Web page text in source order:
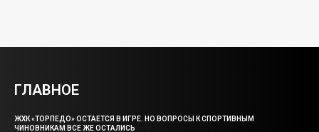
ГЛАВНОЕ
ЖХК «ТОРПЕДО» ОСТАЕТСЯ В ИГРЕ. НО ВОПРОСЫ К СПОРТИВНЫМ
ЧИНОВНИКАМ ВСЕ ЖЕ ОСТАЛИСЬ